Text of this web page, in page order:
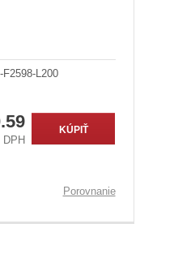
F2598-L200
KÚPIŤ
Porovnanie